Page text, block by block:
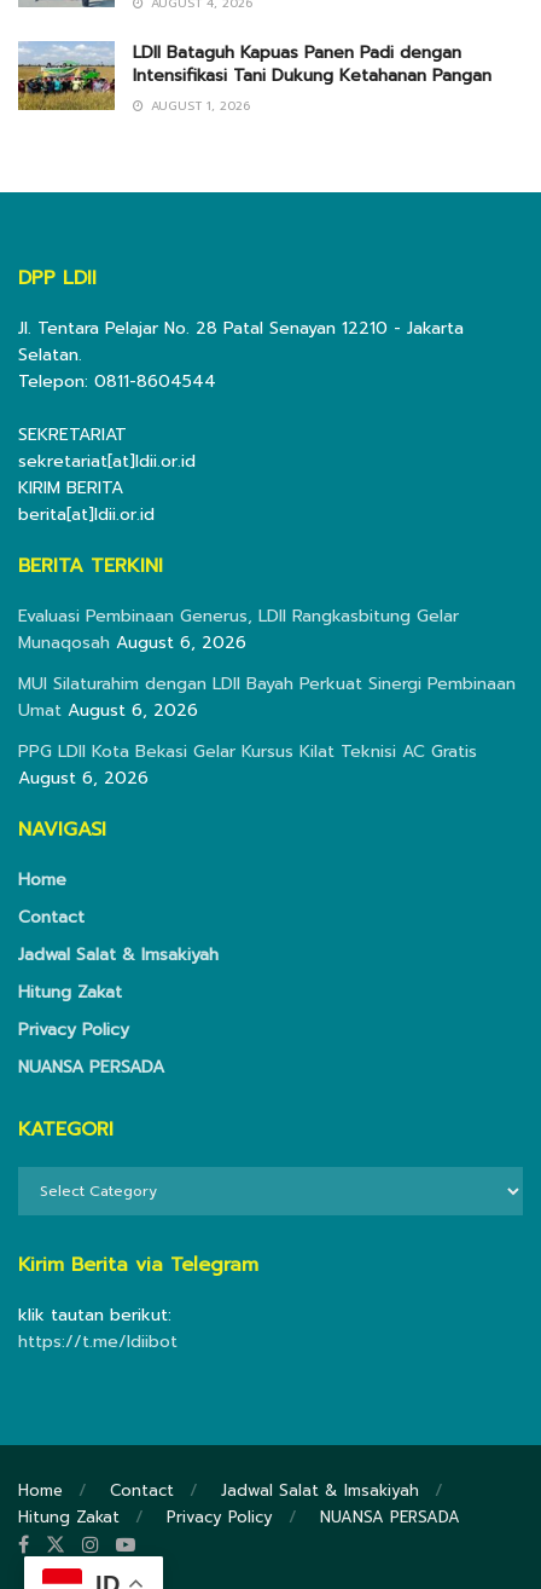
LDII Bataguh Kapuas Panen Padi dengan
Intensifikasi Tani Dukung Ketahanan Pangan
AUGUST 1, 2026
DPP LDII
Jl. Tentara Pelajar No. 28 Patal Senayan 12210 - Jakarta
Selatan.
Telepon: 0811-8604544
SEKRETARIAT
sekretariat[at]ldii.or.id
KIRIM BERITA
berita[at]ldii.or.id
BERITA TERKINI
Evaluasi Pembinaan Generus, LDII Rangkasbitung Gelar
Munaqosah August 6, 2026
MUI Silaturahim dengan LDII Bayah Perkuat Sinergi Pembinaan
Umat August 6, 2026
PPG LDII Kota Bekasi Gelar Kursus Kilat Teknisi AC Gratis
August 6, 2026
NAVIGASI
Home
Contact
Jadwal Salat & Imsakiyah
Hitung Zakat
Privacy Policy
NUANSA PERSADA
KATEGORI
Kirim Berita via Telegram
klik tautan berikut:
https://t.me/ldiibot
Home Contact
Jadwal Salat & Imsakiyah
Hitung Zakat
Privacy Policy NUANSA PERSADA